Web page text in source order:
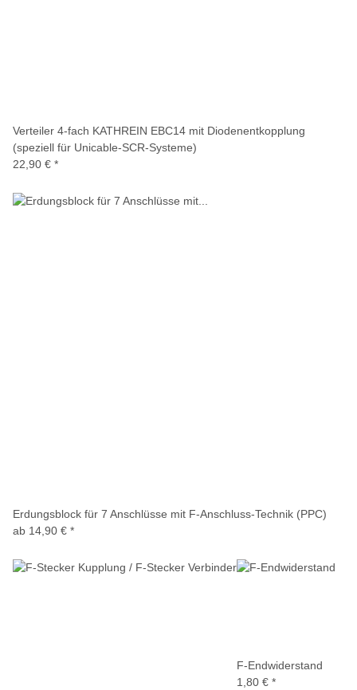
Verteiler 4-fach KATHREIN EBC14 mit Diodenentkopplung
(speziell für Unicable-SCR-Systeme)
22,90 € *
Erdungsblock für 7 Anschlüsse mit F-Anschluss-Technik (PPC)
ab 14,90 € *
F-Endwiderstand
1,80 € *